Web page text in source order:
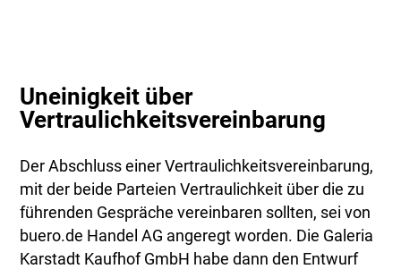
Uneinigkeit über
Vertraulichkeitsvereinbarung
Der Abschluss einer Vertraulichkeitsvereinbarung,
mit der beide Parteien Vertraulichkeit über die zu
führenden Gespräche vereinbaren sollten, sei von
buero.de Handel AG angeregt worden. Die Galeria
Karstadt Kaufhof GmbH habe dann den Entwurf